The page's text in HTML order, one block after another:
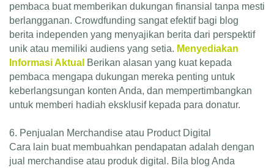
pembaca buat memberikan dukungan finansial tanpa mesti
berlangganan. Crowdfunding sangat efektif bagi blog
berita independen yang menyajikan berita dari perspektif
unik atau memiliki audiens yang setia. Menyediakan
Informasi Aktual Berikan alasan yang kuat kepada
pembaca mengapa dukungan mereka penting untuk
keberlangsungan konten Anda, dan mempertimbangkan
untuk memberi hadiah eksklusif kepada para donatur.
6. Penjualan Merchandise atau Product Digital
Cara lain buat membuahkan pendapatan adalah dengan
jual merchandise atau produk digital. Bila blog Anda